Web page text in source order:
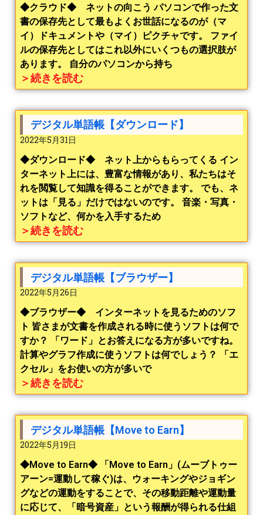
◆クラウド◆ ネットの向こう パソコンで作った文
書の保存先として最もよくお世話になるのが（マ
イ）ドキュメントや（マイ）ピクチャです。 ファイ
ルの保存先としてはこれ以外にいくつもの選択肢が
あります。 自分のパソコンから持ち
＞続きを読む
デジタル単語帳【ダウンロード】
2022年5月31日
◆ダウンロード◆ ネット上からもらってくる イン
ターネット上には、豊富な情報があり、私たちはそ
れを閲覧して知識を得ることができます。 でも、ネ
ットは「見る」だけではないのです。 音楽・写真・
ソフトなど、何かを入手するため
＞続きを読む
デジタル単語帳【ブラウザー】
2022年5月26日
◆ブラウザー◆ インターネットを見るためのソフ
ト 皆さまが文書を作成される時に使うソフトは何で
すか？ 「ワード」とお答えになる方が多いですね。
計算やグラフ作成に使うソフトは何でしょう？ 「エ
クセル」をお使いの方が多いで
＞続きを読む
デジタル単語帳【Move to Earn】
2022年5月19日
◆Move to Earn◆ 「Move to Earn」(ムーブトゥー
アーン=運動して稼ぐ)は、ウォーキングやジョギン
グなどの運動をすることで、その移動距離や運動量
に応じて、「暗号資産」という報酬が得られる仕組